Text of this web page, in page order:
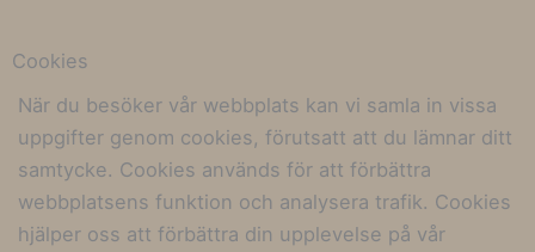
Cookies
När du besöker vår webbplats kan vi samla in vissa
uppgifter genom cookies, förutsatt att du lämnar ditt
samtycke. Cookies används för att förbättra
webbplatsens funktion och analysera trafik. Cookies
hjälper oss att förbättra din upplevelse på vår